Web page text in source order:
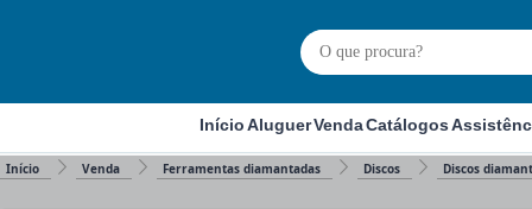
InícioAluguerVendaCatálogos
Início Venda Ferramentas diamantadas Discos Discos